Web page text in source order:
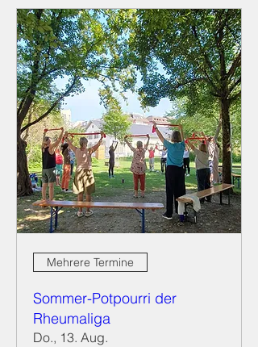
Mehrere Termine
Sommer-Potpourri der
Rheumaliga
Do., 13. Aug.